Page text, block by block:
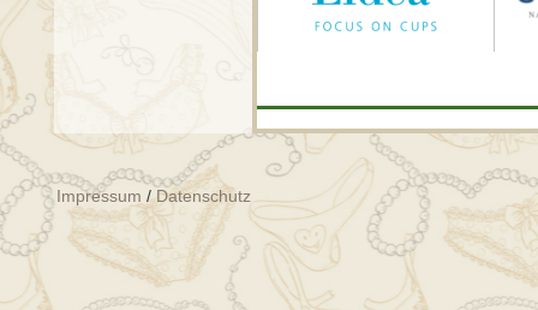
Impressum /Datenschutz